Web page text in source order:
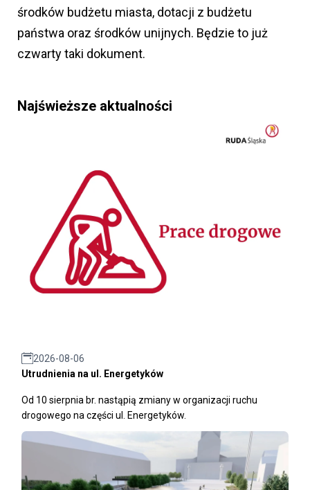
środków budżetu miasta, dotacji z budżetu
państwa oraz środków unijnych. Będzie to już
czwarty taki dokument.
Najświeższe aktualności
2026-08-06
Utrudnienia na ul. Energetyków
Od 10 sierpnia br. nastąpią zmiany w organizacji ruchu
drogowego na części ul. Energetyków.